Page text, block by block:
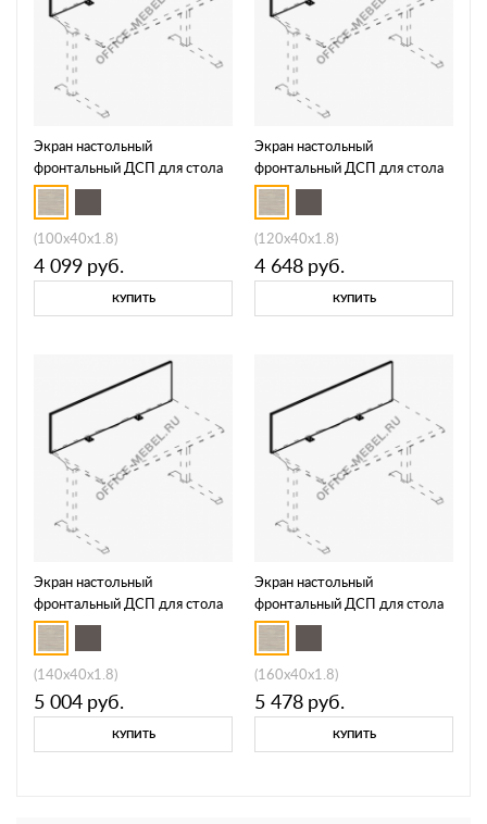
Экран настольный
фронтальный ДСП для стола
МР А 812
(100x40x1.8)
4 099 руб.
КУПИТЬ
Экран настольный
фронтальный ДСП для стола
МР А 813
(120x40x1.8)
4 648 руб.
КУПИТЬ
Экран настольный
фронтальный ДСП для стола
МР А 814
(140x40x1.8)
5 004 руб.
КУПИТЬ
Экран настольный
фронтальный ДСП для стола
МР А 815
(160x40x1.8)
5 478 руб.
КУПИТЬ